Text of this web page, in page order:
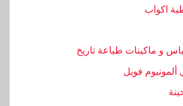
اكواب
و ماكينات طباعة تاريخ
فويل